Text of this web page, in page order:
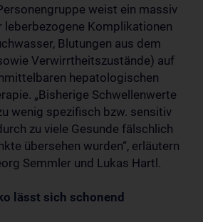
weist ein massiv
leberbezogene Komplikationen
Blutungen aus dem
Verwirrtheitszustände) auf
hepatologischen
„Bisherige Schwellenwerte
wenig spezifisch bzw. sensitiv
zu viele Gesunde fälschlich
übersehen wurden“, erläutern
Semmler und Lukas Hartl.
lässt sich schonend